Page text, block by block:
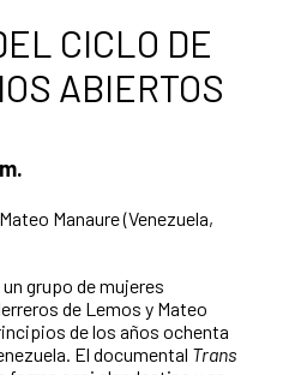
CICLO DE
ABIERTOS
Manaure (Venezuela,
grupo de mujeres
de Lemos y Mateo
de los años ochenta
El documental Trans